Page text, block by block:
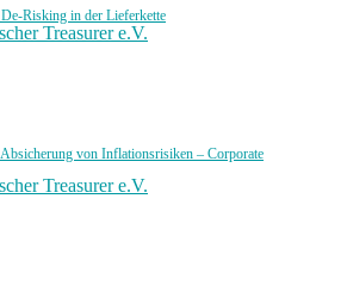
Risking in der Lieferkette
Treasurer e.V.
von Inflationsrisiken – Corporate
Treasurer e.V.